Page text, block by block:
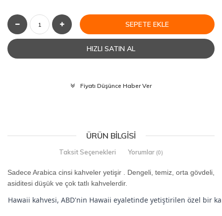
SEPETE EKLE
HIZLI SATIN AL
Fiyatı Düşünce Haber Ver
ÜRÜN BILGISI
Taksit Seçenekleri Yorumlar (0)
Sadece Arabica cinsi kahveler yetişir . Dengeli, temiz, orta gövdeli,
asiditesi düşük ve çok tatlı kahvelerdir.
Hawaii kahvesi, ABD'nin Hawaii eyaletinde yetiştirilen özel bir